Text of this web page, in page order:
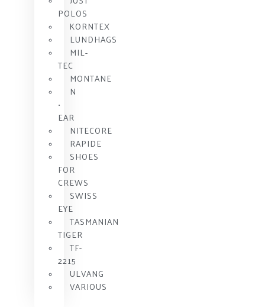
POLOS
KORNTEX
LUNDHAGS
MIL-
TEC
MONTANE
N
•
EAR
NITECORE
RAPIDE
SHOES
FOR
CREWS
SWISS
EYE
TASMANIAN
TIGER
TF-
2215
ULVANG
VARIOUS